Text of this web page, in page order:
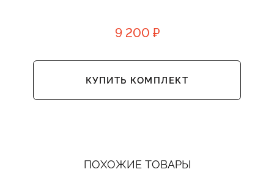
9 200 ₽
КУПИТЬ КОМПЛЕКТ
ПОХОЖИЕ ТОВАРЫ